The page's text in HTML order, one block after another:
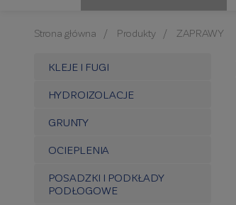
Strona główna Produkty ZAPRAWY
KLEJE I FUGI
HYDROIZOLACJE
GRUNTY
OCIEPLENIA
POSADZKI I PODKŁADY
PODŁOGOWE